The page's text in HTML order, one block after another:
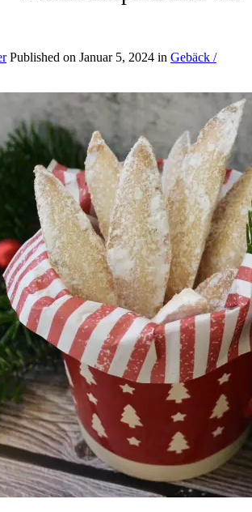
Published on Januar 5, 2024 in Gebäck /